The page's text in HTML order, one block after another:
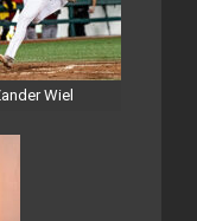
Wiel